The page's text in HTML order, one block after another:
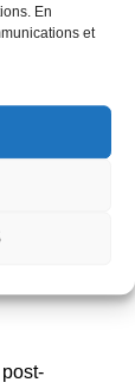
En
et
entretien
qui
de peau